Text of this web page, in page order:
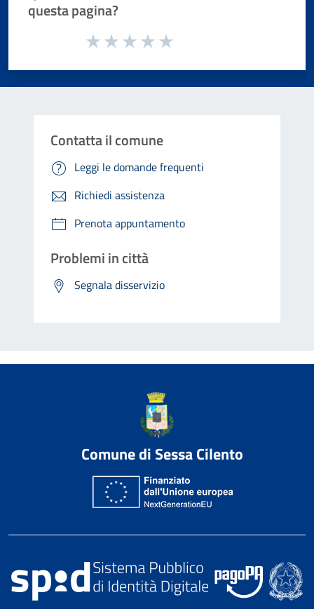
questa pagina?
Valuta da 1 a 5 stelle la pagina
Contatta il comune
Leggi le domande frequenti
Richiedi assistenza
Prenota appuntamento
Problemi in città
Segnala disservizio
Comune di Sessa Cilento